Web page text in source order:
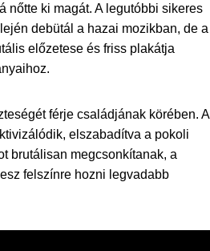
nőtte ki magát. A legutóbbi sikeres
debütál a hazai mozikban, de a
előzetese és friss plakátja
férje családjának körében. A
elszabadítva a pokoli
brutálisan megcsonkítanak, a
felszínre hozni legvadabb